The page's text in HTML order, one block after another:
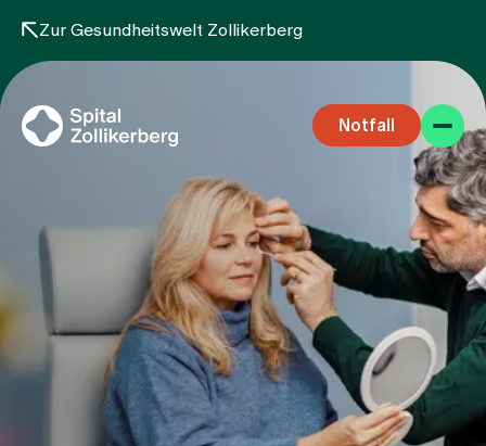
Zur Gesundheitswelt Zollikerberg
Notfall
Fachbereiche
Aufenthalt